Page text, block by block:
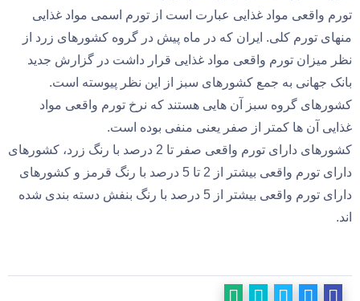
تورم واقعی مواد غذایی عبارت است از تورم اسمی مواد غذایی
منهای تورم کلی. ایران که در ماه پیش در گروه کشورهای زرد از
نظر میزان تورم واقعی مواد غذایی قرار داشت در گزارش جدید
بانک جهانی به جمع کشورهای سبز از این نظر پیوسته است.
کشورهای گروه سبز آن هایی هستند که نرخ تورم واقعی مواد
غذایی آن ها کمتر از صفر یعنی منفی بوده است.
کشورهای دارای تورم واقعی صفر تا 2 درصد با رنگ زرد،‌ کشورهای
دارای تورم واقعی بیشتر از 2 تا 5 درصد با رنگ قرمز و کشورهای
دارای تورم واقعی بیشتر از 5 درصد با رنگ بنفش دسته بندی شده
اند.